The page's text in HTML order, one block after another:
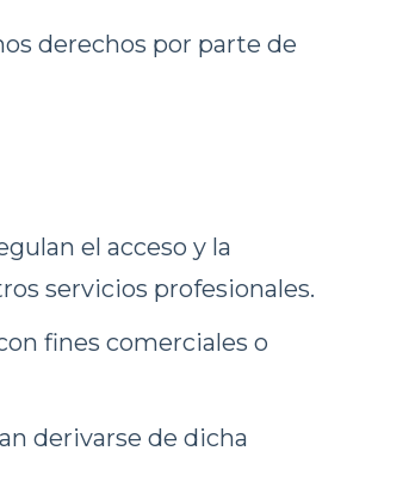
derechos por parte de
el acceso y la
servicios profesionales.
fines comerciales o
derivarse de dicha